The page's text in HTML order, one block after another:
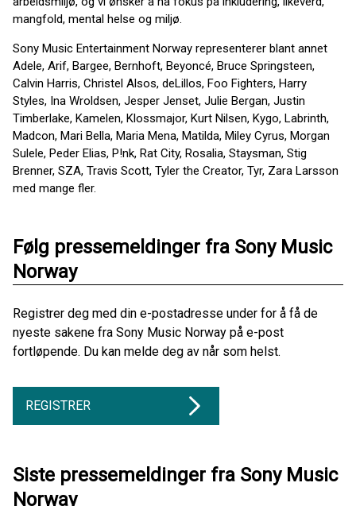
mangfold, mental helse og miljø.
Sony Music Entertainment Norway representerer blant annet
Adele, Arif, Bargee, Bernhoft, Beyoncé, Bruce Springsteen,
Calvin Harris, Christel Alsos, deLillos, Foo Fighters, Harry
Styles, Ina Wroldsen, Jesper Jenset, Julie Bergan, Justin
Timberlake, Kamelen, Klossmajor, Kurt Nilsen, Kygo, Labrinth,
Madcon, Mari Bella, Maria Mena, Matilda, Miley Cyrus, Morgan
Sulele, Peder Elias, P!nk, Rat City, Rosalia, Staysman, Stig
Brenner, SZA, Travis Scott, Tyler the Creator, Tyr, Zara Larsson
med mange fler.
Følg pressemeldinger fra Sony Music
Norway
Registrer deg med din e-postadresse under for å få de
nyeste sakene fra Sony Music Norway på e-post
fortløpende. Du kan melde deg av når som helst.
REGISTRER
Siste pressemeldinger fra Sony Music
Norway